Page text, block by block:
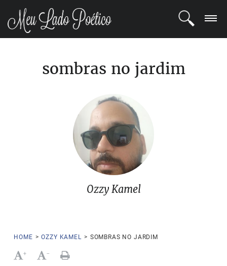
REGISTRO
sombras no jardim
Ozzy Kamel
HOME > OZZY KAMEL > SOMBRAS NO JARDIM
+ -